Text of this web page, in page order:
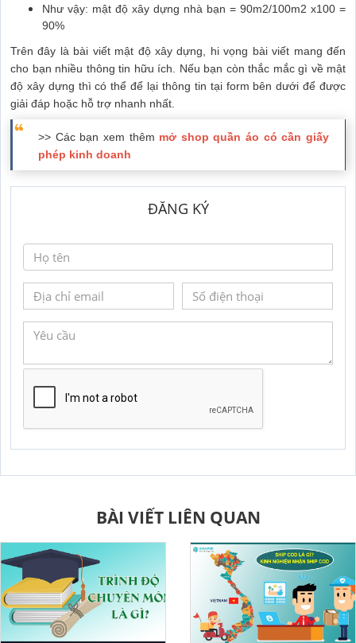
Như vậy: mật độ xây dựng nhà bạn = 90m2/100m2 x100 =
90%
Trên đây là bài viết mật độ xây dựng, hi vọng bài viết mang đến
cho bạn nhiều thông tin hữu ích. Nếu bạn còn thắc mắc gì về mật
độ xây dựng thì có thể để lại thông tin tại form bên dưới để được
giải đáp hoặc hỗ trợ nhanh nhất.
>> Các bạn xem thêm mở shop quần áo có cần giấy
phép kinh doanh
ĐĂNG KÝ
GỬI YÊU CẦU
BÀI VIẾT LIÊN QUAN